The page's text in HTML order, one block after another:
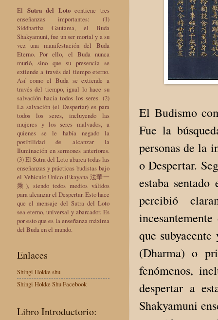
El Budismo
Fue la
personas de la
o Despertar.
estaba
percibió
que
(Dharma) o
fenómenos,
despertar a
Shakyamuni
El Sutra del Lotocontiene tres
enseñanzas importantes: (1)
Siddhartha Gautama, el Buda
Shakyamuni, fue un ser mortal y a su
vez una manifestación del Buda
Eterno. Por ello, el Buda nunca
murió, sino que su presencia se
extiende a través del tiempo eterno.
Así como el Buda se extiende a
través del tiempo, igual lo hace su
salvación hacia todos los seres. (2)
La salvación (el Despertar) es para
todos los seres, incluyendo las
mujeres y los seres malvados, a
quienes se le había negado la
posibilidad de alcanzar la
Iluminación en sermones anteriores.
(3) El Sutra del Loto abarca todas las
enseñanzas y prácticas budistas bajo
el Vehículo Único (Ekayana 法華一
乘), siendo todos medios válidos
para alcanzar el Despertar. Esto hace
que el mensaje del Sutra del Loto
sea eterno, universal y abarcador. Es
por esto que es la enseñanza máxima
del Buda en el mundo.
Enlaces
Shingi Hokke shu
Shingi Hokke Shu Facebook
Libro Introductorio: